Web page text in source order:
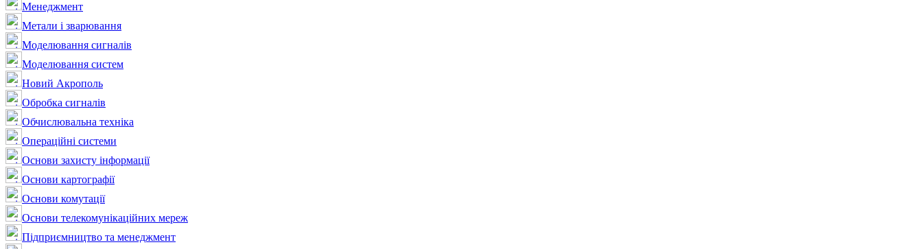
Менеджмент
Метали і зварювання
Моделювання сигналів
Моделювання систем
Новий Акрополь
Обробка сигналів
Обчислювальна техніка
Операційні системи
Основи захисту інформації
Основи картографії
Основи комутації
Основи телекомунікаційних мереж
Підприємництво та менеджмент